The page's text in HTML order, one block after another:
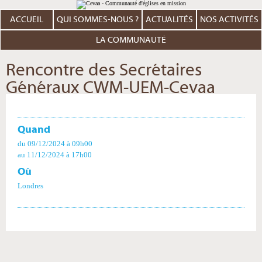
au
contenu.
Aller
personnels
ACCUEIL QUI SOMMES-NOUS ? ACTUALITÉS NOS ACTIVITÉS
LA COMMUNAUTÉ
Rencontre des Secrétaires
Généraux CWM-UEM-Cevaa
Quand
du 09/12/2024 à 09h00
au 11/12/2024 à 17h00
Où
Londres